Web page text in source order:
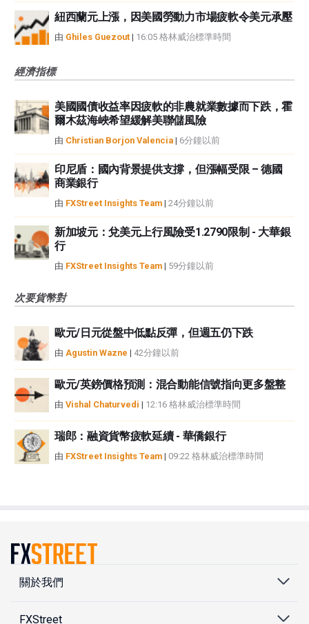
紐西蘭元上漲，因美國勞動力市場疲軟令美元承壓
由 Ghiles Guezout | 16:05 格林威治標準時間
經濟指標
美國國債收益率因疲軟的非農就業數據而下跌，霍
爾木茲海峽希望緩解美聯儲風險
由 Christian Borjon Valencia | 6分鐘以前
印尼盾：國內背景提供支撐，但漲幅受限 – 德國
商業銀行
由 FXStreet Insights Team | 24分鐘以前
新加坡元：兌美元上行風險受1.2790限制 - 大華銀
行
由 FXStreet Insights Team | 59分鐘以前
次要貨幣對
歐元/日元從盤中低點反彈，但週五仍下跌
由 Agustin Wazne | 42分鐘以前
歐元/英鎊價格預測：混合動能信號指向更多盤整
由 Vishal Chaturvedi | 12:16 格林威治標準時間
瑞郎：融資貨幣疲軟延續 - 華僑銀行
由 FXStreet Insights Team | 09:22 格林威治標準時間
關於我們
FXStreet